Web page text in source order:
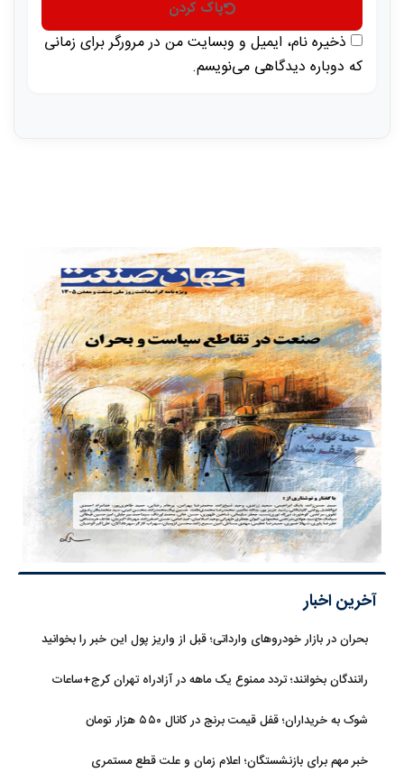
پاک کردن
ذخیره نام، ایمیل و وبسایت من در مرورگر برای زمانی
که دوباره دیدگاهی می‌نویسم.
آخرین اخبار
بحران در بازار خودروهای وارداتی؛ قبل از واریز پول این خبر را بخوانید
رانندگان بخوانند؛ تردد ممنوع یک ماهه در آزادراه تهران کرج+ساعات
شوک به خریداران؛ قفل قیمت برنج در کانال ۵۵۰ هزار تومان
خبر مهم برای بازنشستگان؛ اعلام زمان و علت قطع مستمری